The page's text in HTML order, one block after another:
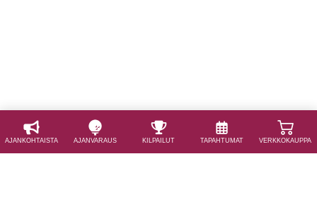
AJAN­KOHTAISTA AJAN­VARAUS KILPAILUT TAPAHTUMAT VERKKOKAUPPA